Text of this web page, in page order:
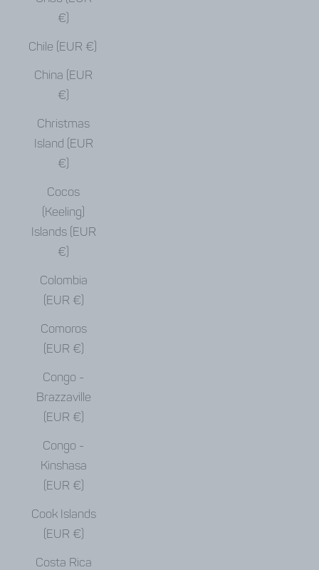
€)
Chile (EUR €)
China (EUR
€)
Christmas
Island (EUR
€)
Cocos
(Keeling)
Islands (EUR
€)
Colombia
(EUR €)
Comoros
(EUR €)
Congo -
Brazzaville
(EUR €)
Congo -
Kinshasa
(EUR €)
Cook Islands
(EUR €)
Costa Rica